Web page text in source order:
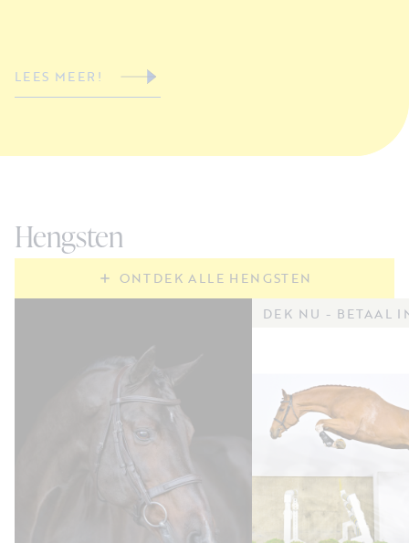
LEES MEER!
Hengsten
ONTDEK ALLE HENGSTEN
DEK NU - BETAAL